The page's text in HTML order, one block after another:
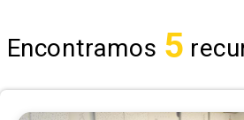
Encontramos 5